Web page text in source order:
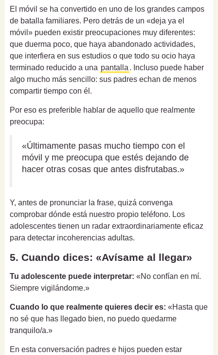
El móvil se ha convertido en uno de los grandes campos
de batalla familiares. Pero detrás de un «deja ya el
móvil» pueden existir preocupaciones muy diferentes:
que duerma poco, que haya abandonado actividades,
que interfiera en sus estudios o que todo su ocio haya
terminado reducido a una pantalla . Incluso puede haber
algo mucho más sencillo: sus padres echan de menos
compartir tiempo con él.
Por eso es preferible hablar de aquello que realmente
preocupa:
«Últimamente pasas mucho tiempo con el
móvil y me preocupa que estés dejando de
hacer otras cosas que antes disfrutabas.»
Y, antes de pronunciar la frase, quizá convenga
comprobar dónde está nuestro propio teléfono. Los
adolescentes tienen un radar extraordinariamente eficaz
para detectar incoherencias adultas.
5. Cuando dices: «Avísame al llegar»
Tu adolescente puede interpretar: «No confían en mí.
Siempre vigilándome.»
Cuando lo que realmente quieres decir es: «Hasta que
no sé que has llegado bien, no puedo quedarme
tranquilo/a.»
En esta conversación padres e hijos pueden estar